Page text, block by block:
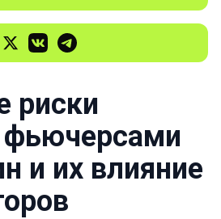
риски
фьючерсами
и их влияние